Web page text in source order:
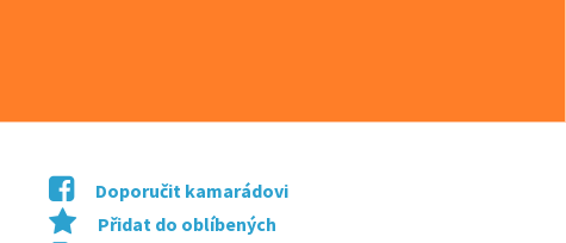
Doporučit kamarádovi
Přidat do oblíbených